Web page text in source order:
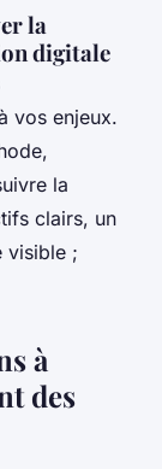
la
digitale
vos enjeux.
la
clairs, un
visible ;
à
des